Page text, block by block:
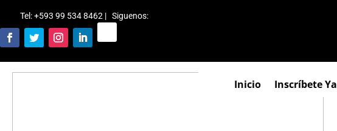
Tel: +593 99 534 8462 | Siguenos:
Inicio Inscríbete Ya